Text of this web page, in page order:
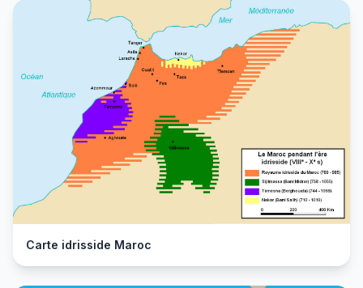
Carte idrisside Maroc